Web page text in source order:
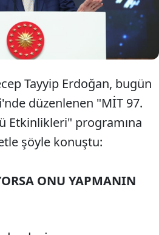
şaşırtmıştır" dedi.
Tayyip Erdoğan, bugün
düzenlenen "MİT 97.
Etkinlikleri" programına
şöyle konuştu:
ONU YAPMANIN